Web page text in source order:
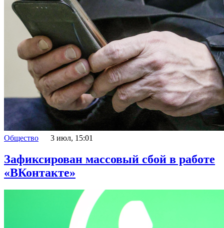
Общество 3 июл, 15:01
Зафиксирован массовый сбой в работе
«ВКонтакте»